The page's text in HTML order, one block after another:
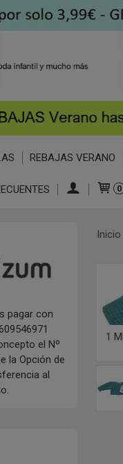
REBAJAS VERANO
0
pagar con
el Nº
la Opción de
al
Inicio
1